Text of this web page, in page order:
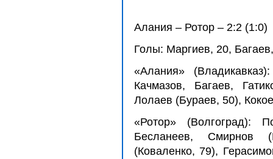
Алания – Ротор – 2:2 (1:0)
Голы: Маргиев, 20,
«Алания»
Качмазов, Багаев,
Лолаев (Бураев, 50),
«Ротор» (Волгоград):
Бесланеев, Смирнов
(Коваленко, 79),